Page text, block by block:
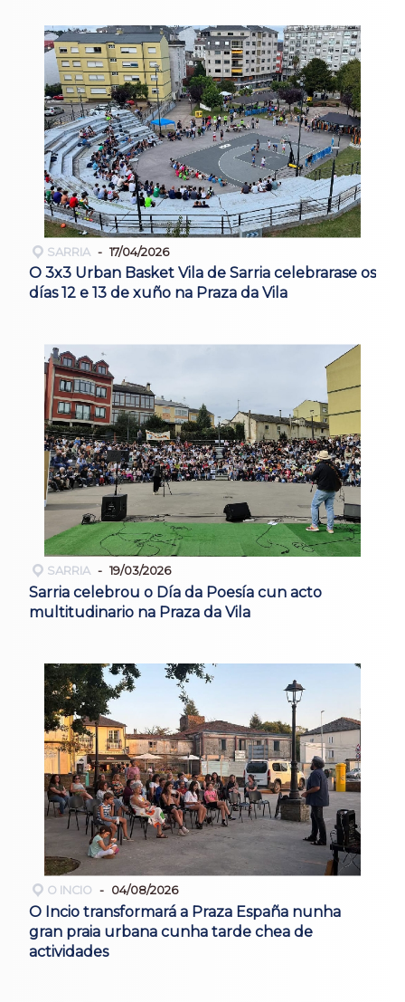
SARRIA 17/04/2026
O 3x3 Urban Basket Vila de Sarria celebrarase os
días 12 e 13 de xuño na Praza da Vila
SARRIA 19/03/2026
Sarria celebrou o Día da Poesía cun acto
multitudinario na Praza da Vila
O INCIO 04/08/2026
O Incio transformará a Praza España nunha
gran praia urbana cunha tarde chea de
actividades